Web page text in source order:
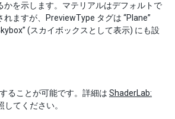
かを示します。マテリアルはデフォルトで
れますが、PreviewType タグは “Plane”
(スカイボックスとして表示) にも設
ることが可能です。詳細は ShaderLab:
してください。